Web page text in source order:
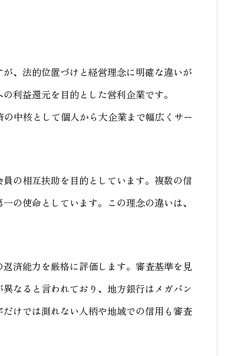
、法的位置づけと経営理念に明確な違いが
利益還元を目的とした営利企業です。
中核として個人から大企業まで幅広くサー
の相互扶助を目的としています。複数の信
の使命としています。この理念の違いは、
済能力を厳格に評価します。審査基準を見
なると言われており、地方銀行はメガバン
けでは測れない人柄や地域での信用も審査